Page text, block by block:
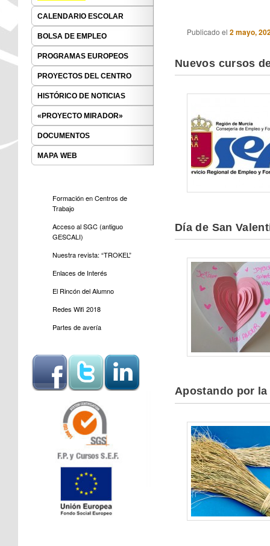
Publicado el 2 mayo,
Nuevos cursos
Día de San
Apostando por
CALENDARIO ESCOLAR
BOLSA DE EMPLEO
PROGRAMAS EUROPEOS
PROYECTOS DEL CENTRO
HISTÓRICO DE NOTICIAS
«PROYECTO MIRADOR»
DOCUMENTOS
MAPA WEB
Formación en Centros de
Trabajo
Acceso al SGC (antiguo
GESCALI)
Nuestra revista: “TROKEL”
Enlaces de Interés
El Rincón del Alumno
Redes Wifi 2018
Partes de avería